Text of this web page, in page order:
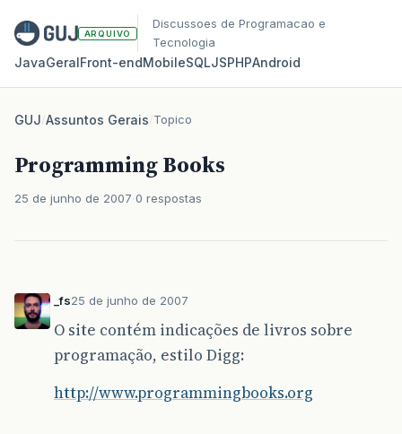
ARQUIVO
Discussoes de Programacao e
Tecnologia
JavaGeralFront‑endMobileSQLJSPHPAndroid
GUJ/Assuntos Gerais/Topico
Programming Books
25 de junho de 2007 0 respostas
_fs25 de junho de 2007
O site contém indicações de livros sobre
programação, estilo Digg:
http://www.programmingbooks.org